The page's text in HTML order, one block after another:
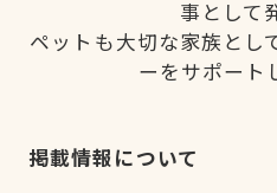
事として
ペットも大切な家族とし
ーをサポート
掲載情報について